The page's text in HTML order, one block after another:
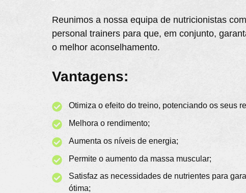
Reunimos a nossa equipa de nutricionistas
personal trainers para que, em conjunto,
o melhor aconselhamento.
Vantagens:
Otimiza o efeito do treino, potenciando os seus
Melhora o rendimento;
Aumenta os níveis de energia;
Permite o aumento da massa muscular;
Satisfaz as necessidades de nutrientes para
ótima;